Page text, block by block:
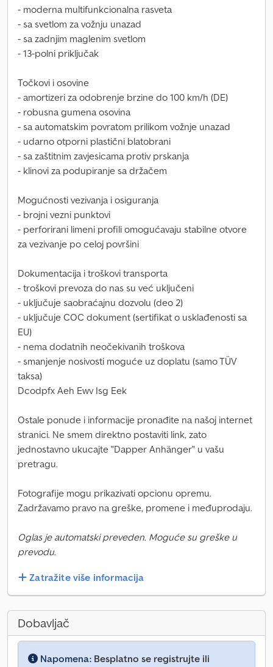
- moderna multifunkcionalna rasveta
- sa svetlom za vožnju unazad
- sa zadnjim maglenim svetlom
- 13-polni priključak
Točkovi i osovine
- amortizeri za odobrenje brzine do 100 km/h (DE)
- robusna gumena osovina
- sa automatskim povratom prilikom vožnje unazad
- udarno otporni plastični blatobrani
- sa zaštitnim zavjesicama protiv prskanja
- klinovi za podupiranje sa držačem
Mogućnosti vezivanja i osiguranja
- brojni vezni punktovi
- perforirani limeni profili omogućavaju stabilne otvore
za vezivanje po celoj površini
Dokumentacija i troškovi transporta
- troškovi prevoza do nas su već uključeni
- uključuje saobraćajnu dozvolu (deo 2)
- uključuje COC dokument (sertifikat o usklađenosti sa
EU)
- nema dodatnih neočekivanih troškova
- smanjenje nosivosti moguće uz doplatu (samo TÜV
taksa)
Dcodpfx Aeh Ewv Isg Eek
Ostale ponude i informacije pronađite na našoj internet
stranici. Ne smem direktno postaviti link, zato
jednostavno ukucajte "Dapper Anhänger" u vašu
pretragu.
Fotografije mogu prikazivati opcionu opremu.
Zadržavamo pravo na greške, promene i međuprodaju.
Oglas je automatski preveden. Moguće su greške u
prevodu.
Zatražite više informacija
Dobavljač
Napomena: Besplatno se registrujte ili